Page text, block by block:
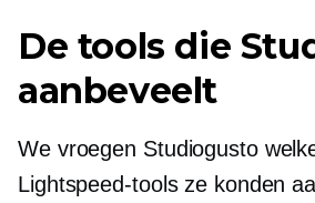
De tools die
aanbeveelt
We vroegen Studiogusto
Lightspeed-tools ze konden